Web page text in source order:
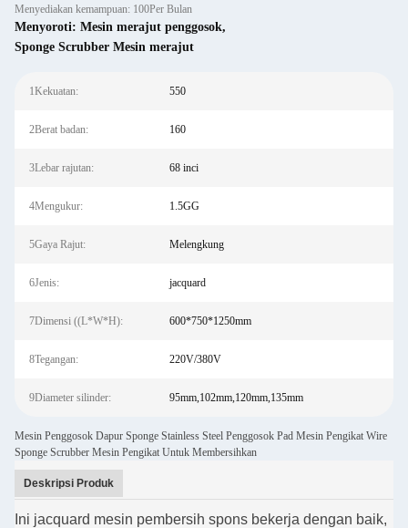
Menyediakan kemampuan: 100Per Bulan
Menyoroti: Mesin merajut penggosok,
Sponge Scrubber Mesin merajut
1Kekuatan: 550
2Berat badan: 160
3Lebar rajutan: 68 inci
4Mengukur: 1.5GG
5Gaya Rajut: Melengkung
6Jenis: jacquard
7Dimensi ((L*W*H): 600*750*1250mm
8Tegangan: 220V/380V
9Diameter silinder: 95mm,102mm,120mm,135mm
Mesin Penggosok Dapur Sponge Stainless Steel Penggosok Pad Mesin Pengikat Wire
Sponge Scrubber Mesin Pengikat Untuk Membersihkan
Deskripsi Produk
Ini jacquard mesin pembersih spons bekerja dengan baik,